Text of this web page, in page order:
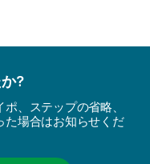
?
、ステップの省略、
た場合はお知らせくだ